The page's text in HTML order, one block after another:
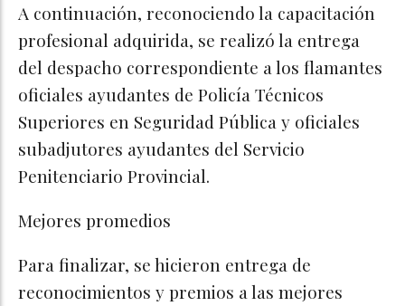
A continuación, reconociendo la capacitación
profesional adquirida, se realizó la entrega
del despacho correspondiente a los flamantes
oficiales ayudantes de Policía Técnicos
Superiores en Seguridad Pública y oficiales
subadjutores ayudantes del Servicio
Penitenciario Provincial.
Mejores promedios
Para finalizar, se hicieron entrega de
reconocimientos y premios a las mejores